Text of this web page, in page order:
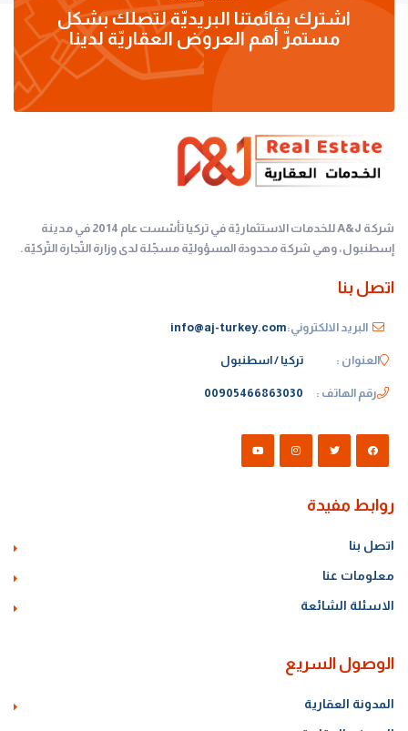
اشترك بقائمتنا البريديّة لتصلك بشكل
مستمرّ أهم العروض العقاريّة لدينا
شركة A&J للخدمات الاستثماريّة في تركيا تأسّست عام 2014 في مدينة
إسطنبول، وهي شركة محدودة المسؤوليّة مسجّلة لدى وزارة التّجارة التّركيّة.
اتصل بنا
البريد الالكتروني:info@aj-turkey.com
العنوان : تركيا / اسطنبول
رقم الهاتف : 00905466863030
روابط مفيدة
اتصل بنا
معلومات عنا
الاسئلة الشائعة
الوصول السريع
المدونة العقارية